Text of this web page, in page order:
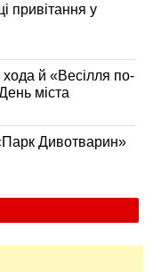
привітання у
й «Весілля по-
міста
Дивотварин»